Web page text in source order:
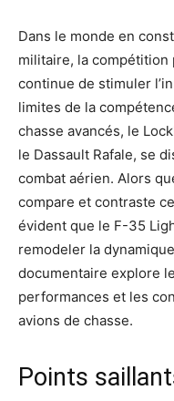
Dans le monde en
militaire, la compétition
continue de stimuler
limites de la
chasse avancés, le
le Dassault Rafale, se
combat aérien. Alors
compare et contraste
évident que le F-35
remodeler la
documentaire explore
performances et les
avions de chasse.
Points